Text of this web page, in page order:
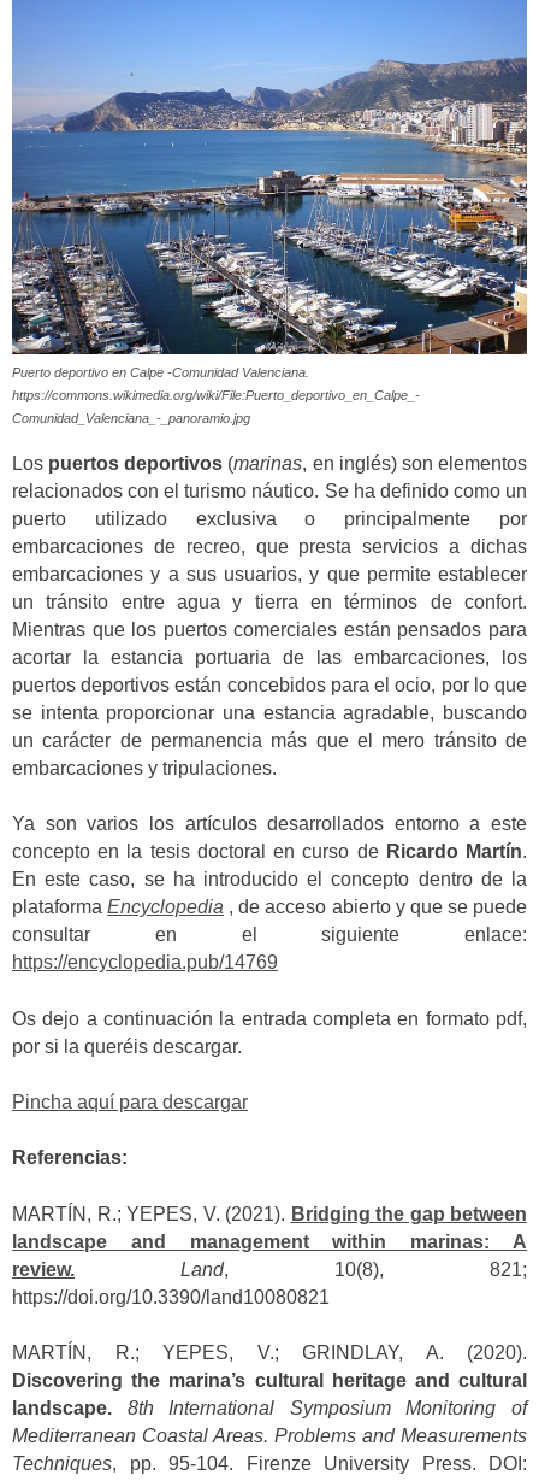
Puerto deportivo en Calpe -Comunidad Valenciana.
https://commons.wikimedia.org/wiki/File:Puerto_deportivo_en_Calpe_-
Comunidad_Valenciana_-_panoramio.jpg
Los puertos deportivos (marinas, en inglés) son elementos
relacionados con el turismo náutico. Se ha definido como un
puerto utilizado exclusiva o principalmente por
embarcaciones de recreo, que presta servicios a dichas
embarcaciones y a sus usuarios, y que permite establecer
un tránsito entre agua y tierra en términos de confort.
Mientras que los puertos comerciales están pensados para
acortar la estancia portuaria de las embarcaciones, los
puertos deportivos están concebidos para el ocio, por lo que
se intenta proporcionar una estancia agradable, buscando
un carácter de permanencia más que el mero tránsito de
embarcaciones y tripulaciones.
Ya son varios los artículos desarrollados entorno a este
concepto en la tesis doctoral en curso de Ricardo Martín.
En este caso, se ha introducido el concepto dentro de la
plataformaEncyclopedia , de acceso abierto y que se puede
consultar en el siguiente enlace:
https://encyclopedia.pub/14769
Os dejo a continuación la entrada completa en formato pdf,
por si la queréis descargar.
Pincha aquí para descargar
Referencias:
MARTÍN, R.; YEPES, V. (2021). Bridging the gap between
landscape and management within marinas: A
review.
Land, 10(8), 821;
https://doi.org/10.3390/land10080821
MARTÍN, R.; YEPES, V.; GRINDLAY, A. (2020).
Discovering the marina’s cultural heritage and cultural
landscape.
8th International Symposium Monitoring of
Mediterranean Coastal Areas. Problems and Measurements
Techniques, pp. 95-104. Firenze University Press. DOI: